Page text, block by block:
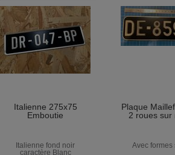
Italienne 275x75
Emboutie
Italienne fond noir
caractère Blanc
Plaque
2 roues sur
Avec formes